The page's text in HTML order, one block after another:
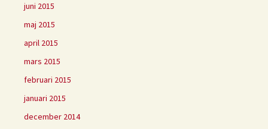
juni 2015
maj 2015
april 2015
mars 2015
februari 2015
januari 2015
december 2014